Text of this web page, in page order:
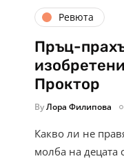
Ревюта
Пръц-
Проктор
ByЛора Филипова
Какво ли не
молба на децата